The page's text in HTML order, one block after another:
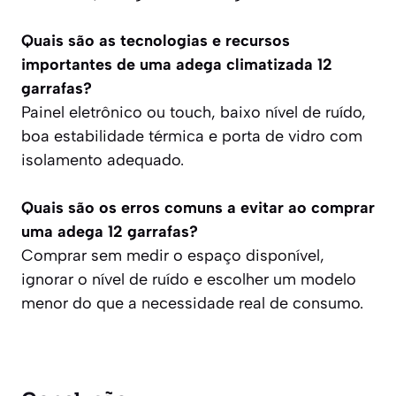
Quais são as tecnologias e recursos
importantes de uma adega climatizada 12
garrafas?
Painel eletrônico ou touch, baixo nível de ruído,
boa estabilidade térmica e porta de vidro com
isolamento adequado.
Quais são os erros comuns a evitar ao comprar
uma adega 12 garrafas?
Comprar sem medir o espaço disponível,
ignorar o nível de ruído e escolher um modelo
menor do que a necessidade real de consumo.